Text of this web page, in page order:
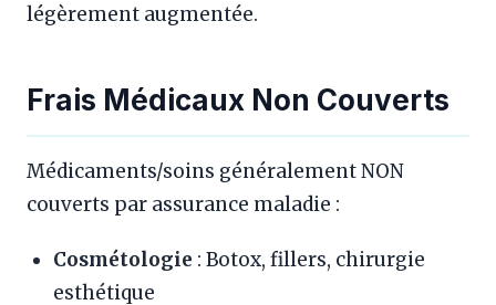
légèrement augmentée.
Frais Médicaux Non Couverts
Médicaments/soins généralement NON
couverts par assurance maladie :
Cosmétologie : Botox, fillers, chirurgie
esthétique